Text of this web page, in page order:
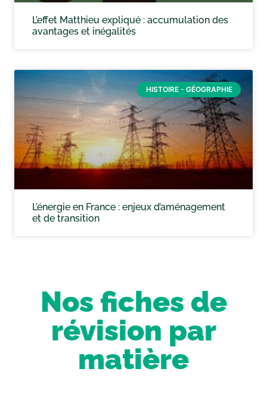
L’effet Matthieu expliqué : accumulation des
avantages et inégalités
HISTOIRE - GÉOGRAPHIE
L’énergie en France : enjeux d’aménagement
et de transition
Nos fiches de
révision par
matière